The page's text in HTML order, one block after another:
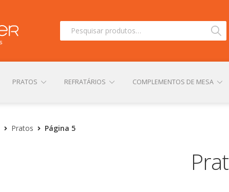
Pesquisar
PRATOS REFRATÁRIOS COMPLEMENTOS DE MESA
PERSONALIZAÇÃO
Pratos Página 5